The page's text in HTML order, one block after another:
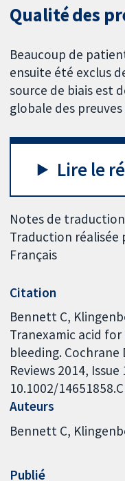
Qualité des
Beaucoup de
ensuite été exclus
source de biais est
globale des
Lire le
Notes de traduction
Traduction réalisée
Français
Citation
Bennett C,
Tranexamic acid
bleeding.
Reviews 2014, Issue
10.1002/
Auteurs
Bennett C
Publié